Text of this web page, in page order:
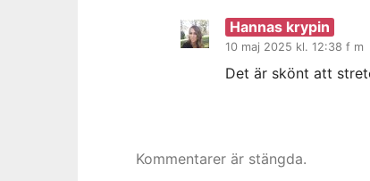
Hannas krypin
10 maj 2025 kl. 12:38 f m
Det är skönt att
Kommentarer är stängda.